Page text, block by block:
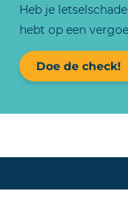
Heb je
hebt op een
Doe de check!